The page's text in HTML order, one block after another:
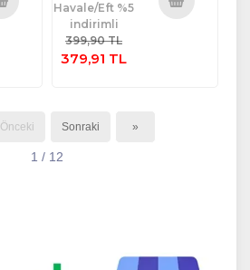
Havale/Eft %5
indirimli
399,90 TL
379,91 TL
Önceki Sonraki »
1 / 12